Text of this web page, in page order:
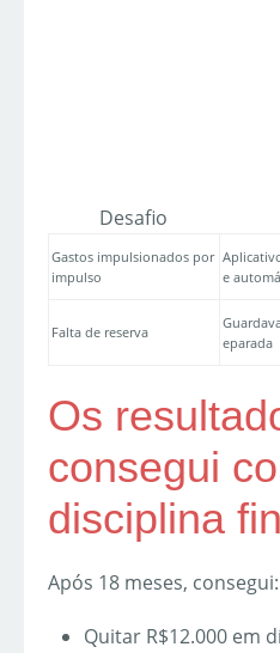
Desafio
Gastos impulsionados por
impulso
e
Falta de reserva
eparada
Os
consegui
disciplina
Após 18 meses, consegui:
Quitar R$12.000 em